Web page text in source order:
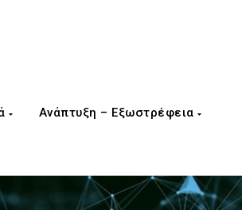
Ανάπτυξη – Εξωστρέφεια